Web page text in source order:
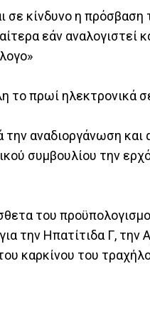
σε κίνδυνο η
εάν αναλογιστεί
το πρωί ηλεκτρονικά
την αναδιοργάνωση
συμβουλίου την
του
την Ηπατίτιδα Γ,
καρκίνου του